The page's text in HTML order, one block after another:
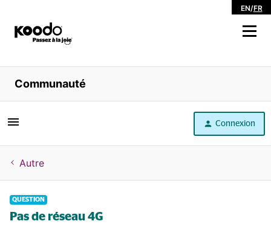
EN/FR
Magasiner
Libre service
Aide
Communauté
Connexion
Autre
QUESTION
Pas de réseau 4G